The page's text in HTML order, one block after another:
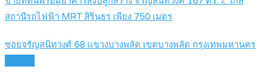
สถานีรถไฟฟ้า MRT สิรินธร เพียง 750 เมตร
ซอยจรัญสนิทวงศ์ 68 แขวงบางพลัด เขตบางพลัด กรุงเทพมหานคร